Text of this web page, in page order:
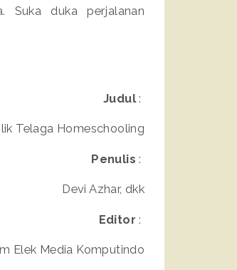
Suka duka perjalanan
Judul:
Telaga Homeschooling
Penulis :
Devi Azhar, dkk
Editor :
Elek Media Komputindo